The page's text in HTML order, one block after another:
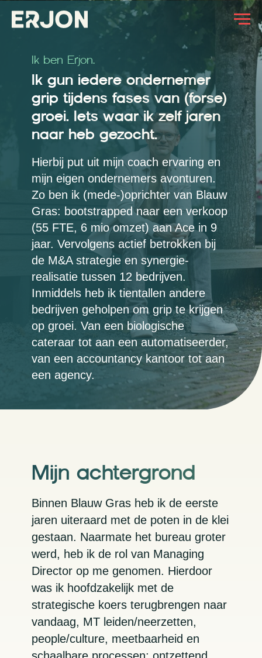
Ik ben Erjon.
Hierbij put uit mijn coach ervaring en
mijn eigen ondernemers avonturen.
Zo ben ik (mede-)oprichter van Blauw
Gras: bootstrapped naar een verkoop
(55 FTE, 6 mio omzet) aan Ace in 9
jaar. Vervolgens actief betrokken bij
de M&A strategie en synergie-
realisatie tussen 12 bedrijven.
Inmiddels heb ik tientallen andere
bedrijven geholpen om grip te krijgen
op groei. Van een biologische
cateraar tot aan een automatiseerder,
van een accountancy kantoor tot aan
een agency.
Ik gun iedere ondernemer
grip tijdens fases van (forse)
groei. Iets waar ik zelf jaren
naar heb gezocht.
Binnen Blauw Gras heb ik de eerste
jaren uiteraard met de poten in de klei
gestaan. Naarmate het bureau groter
werd, heb ik de rol van Managing
Director op me genomen. Hierdoor
was ik hoofdzakelijk met de
strategische koers terugbrengen naar
vandaag, MT leiden/neerzetten,
people/culture, meetbaarheid en
Mijn achtergrond